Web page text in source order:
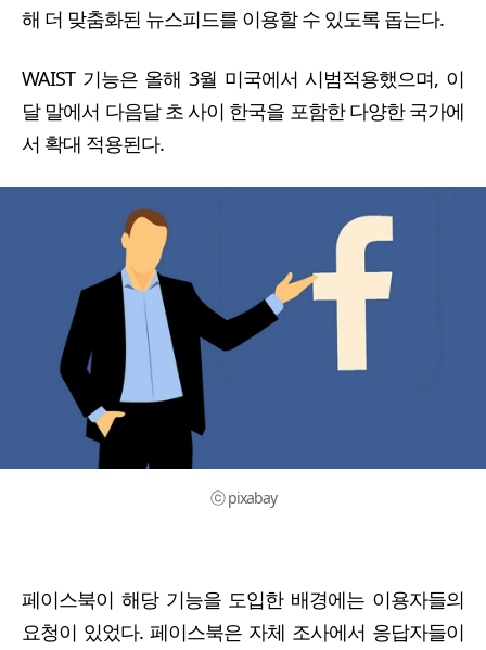
해 더 맞춤화된 뉴스피드를 이용할 수 있도록 돕는다.
WAIST 기능은 올해 3월 미국에서 시범적용했으며, 이
달 말에서 다음달 초 사이 한국을 포함한 다양한 국가에
서 확대 적용된다.
ⓒ pixabay
페이스북이 해당 기능을 도입한 배경에는 이용자들의
요청이 있었다. 페이스북은 자체 조사에서 응답자들이